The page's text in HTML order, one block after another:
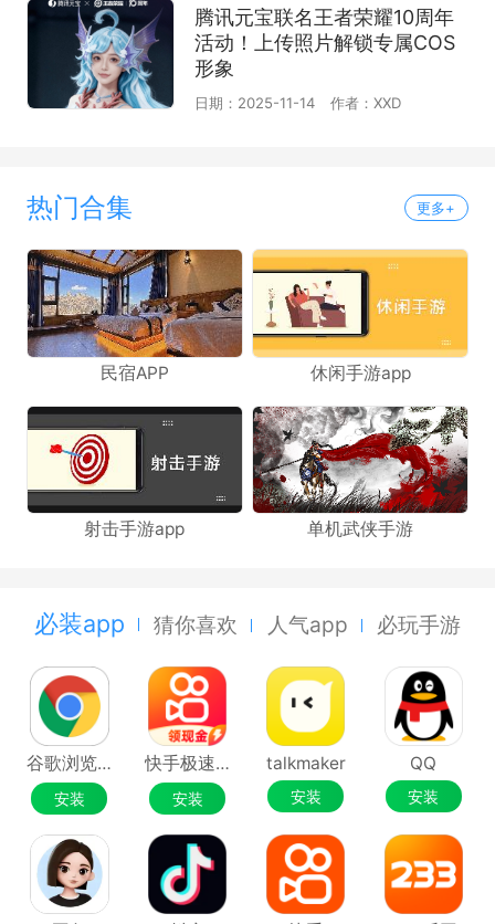
腾讯元宝联名王者荣耀10周年
活动！上传照片解锁专属COS
形象
日期：2025-11-14 作者：XXD
热门合集 更多+
民宿APP 休闲手游app
射击手游app 单机武侠手游
必装app 猜你喜欢 人气app 必玩手游
谷歌浏览器Google Chrome
安装
快手极速版
安装
talkmaker
安装
QQ
安装